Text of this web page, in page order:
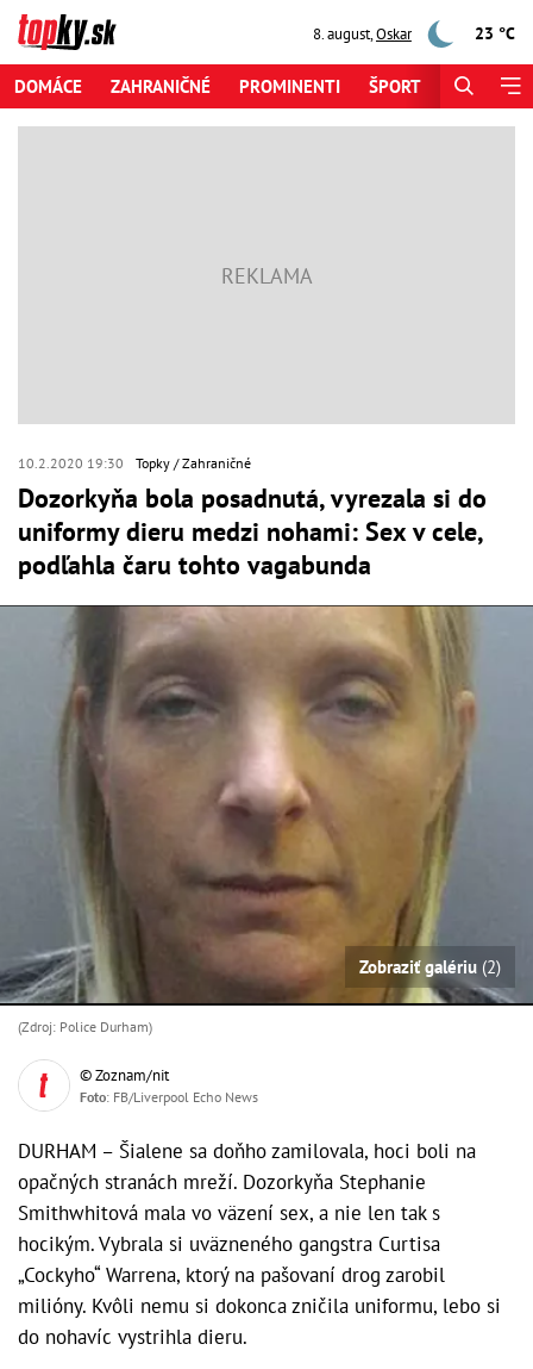
8. august,Oskar 23 °C
DOMÁCE ZAHRANIČNÉ PROMINENTI ŠPORT
10.2.2020 19:30 Topky Zahraničné
Dozorkyňa bola posadnutá, vyrezala si do
uniformy dieru medzi nohami: Sex v cele,
podľahla čaru tohto vagabunda
Zobraziť galériu (2)
(Zdroj: Police Durham)
© Zoznam/nit
Foto: FB/Liverpool Echo News
DURHAM – Šialene sa doňho zamilovala, hoci boli na
opačných stranách mreží. Dozorkyňa Stephanie
Smithwhitová mala vo väzení sex, a nie len tak s
hocikým. Vybrala si uväzneného gangstra Curtisa
„Cockyho“ Warrena, ktorý na pašovaní drog zarobil
milióny. Kvôli nemu si dokonca zničila uniformu, lebo si
do nohavíc vystrihla dieru.